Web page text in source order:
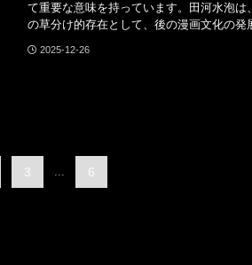
て重要な意味を持っています。田河水泡は
の草分け的存在として、後の漫画文化の発
2025-12-26
3 6